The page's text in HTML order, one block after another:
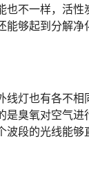
也不一样，活
够起到分解净
灯也有各不相
是臭氧对空气
波段的光线能够